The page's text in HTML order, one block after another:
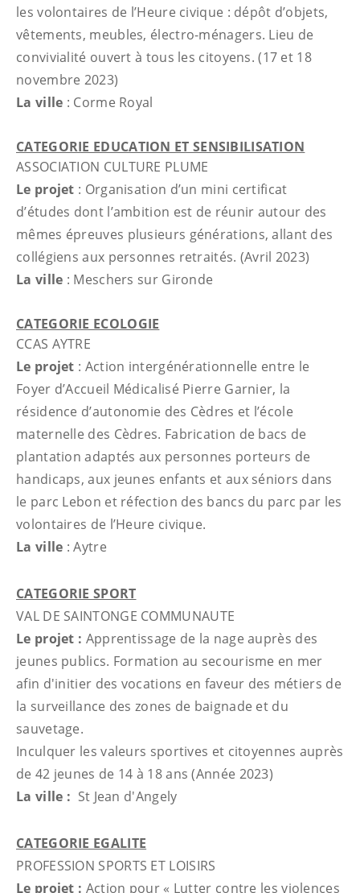
les volontaires de l’Heure civique : dépôt d’objets,
vêtements, meubles, électro-ménagers. Lieu de
convivialité ouvert à tous les citoyens. (17 et 18
novembre 2023)
La ville : Corme Royal
CATEGORIE EDUCATION ET SENSIBILISATION
ASSOCIATION CULTURE PLUME
Le projet : Organisation d’un mini certificat
d’études dont l’ambition est de réunir autour des
mêmes épreuves plusieurs générations, allant des
collégiens aux personnes retraités. (Avril 2023)
La ville : Meschers sur Gironde
CATEGORIE ECOLOGIE
CCAS AYTRE
Le projet : Action intergénérationnelle entre le
Foyer d’Accueil Médicalisé Pierre Garnier, la
résidence d’autonomie des Cèdres et l’école
maternelle des Cèdres. Fabrication de bacs de
plantation adaptés aux personnes porteurs de
handicaps, aux jeunes enfants et aux séniors dans
le parc Lebon et réfection des bancs du parc par les
volontaires de l’Heure civique.
La ville : Aytre
CATEGORIE SPORT
VAL DE SAINTONGE COMMUNAUTE
Le projet : Apprentissage de la nage auprès des
jeunes publics. Formation au secourisme en mer
afin d'initier des vocations en faveur des métiers de
la surveillance des zones de baignade et du
sauvetage.
Inculquer les valeurs sportives et citoyennes auprès
de 42 jeunes de 14 à 18 ans (Année 2023)
La ville : St Jean d'Angely
CATEGORIE EGALITE
PROFESSION SPORTS ET LOISIRS
Le projet : Action pour « Lutter contre les violences